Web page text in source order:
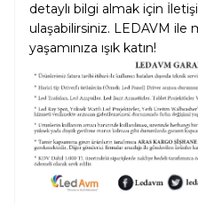
detaylı bilgi almak için
ulaşabilirsiniz. LEDAVM ile
yaşamınıza ışık katın!